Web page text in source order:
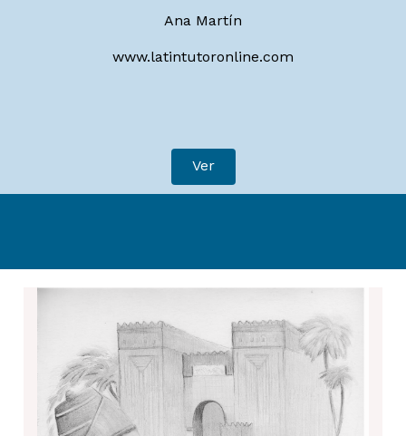
Ana Martín
www.latintutoronline.com
Ver